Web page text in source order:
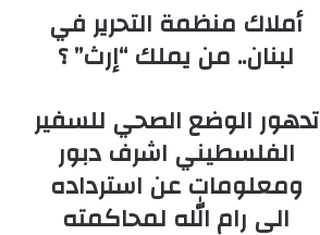
أملاك منظمة التحرير في
لبنان.. من يملك “إرث” ؟
تدهور الوضع الصحي للسفير
الفلسطيني اشرف دبور
ومعلومات عن استرداده
الى رام الله لمحاكمته